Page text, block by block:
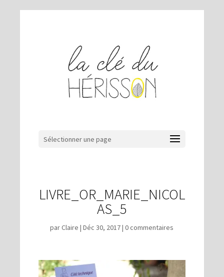
Sélectionner une page
LIVRE_OR_MARIE_NICOL
AS_5
parClaire |Déc 30, 2017|0 commentaires